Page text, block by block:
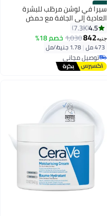
#18
سيرا في لوشن مرطّب للبشرة
العادية إلى الجافة مع حمض
الهيالورونيك 473ملليلتر
4.5
7.3K
جنيه842
1,030خصم 18%
473 مل |
توصيل مجاني
توصيل مجاني